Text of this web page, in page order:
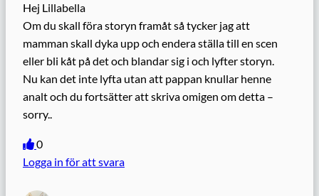
Hej Lillabella
Om du skall föra storyn framåt så tycker jag att
mamman skall dyka upp och endera ställa till en scen
eller bli kåt på det och blandar sig i och lyfter storyn.
Nu kan det inte lyfta utan att pappan knullar henne
analt och du fortsätter att skriva omigen om detta –
sorry..
0
Logga in för att svara